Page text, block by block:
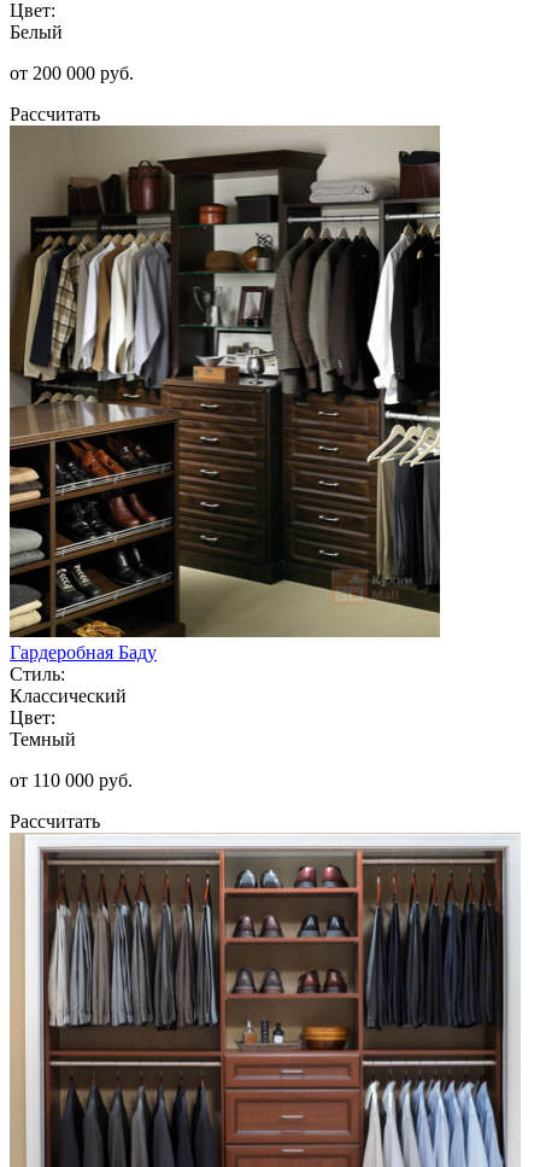
Цвет:
Белый
от 200 000 руб.
Рассчитать
Гардеробная Баду
Стиль:
Классический
Цвет:
Темный
от 110 000 руб.
Рассчитать